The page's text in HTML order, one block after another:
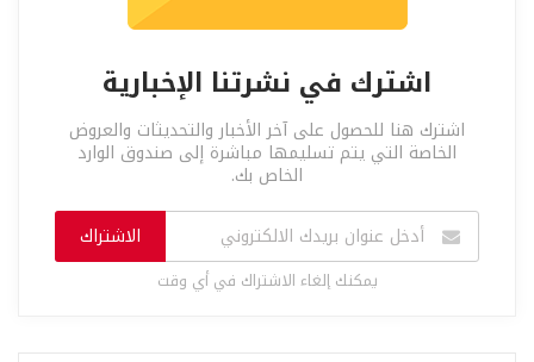
اشترك في نشرتنا الإخبارية
اشترك هنا للحصول على آخر الأخبار والتحديثات والعروض
الخاصة التي يتم تسليمها مباشرة إلى صندوق الوارد
الخاص بك.
الاشتراك
يمكنك إلغاء الاشتراك في أي وقت